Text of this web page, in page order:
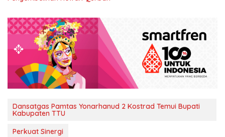
Dansatgas Pamtas Yonarhanud 2 Kostrad Temui Bupati
Kabupaten TTU
Perkuat Sinergi